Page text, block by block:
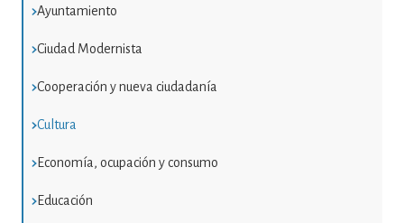
Ayuntamiento
Ciudad Modernista
Cooperación y nueva ciudadanía
Cultura
Economía, ocupación y consumo
Educación